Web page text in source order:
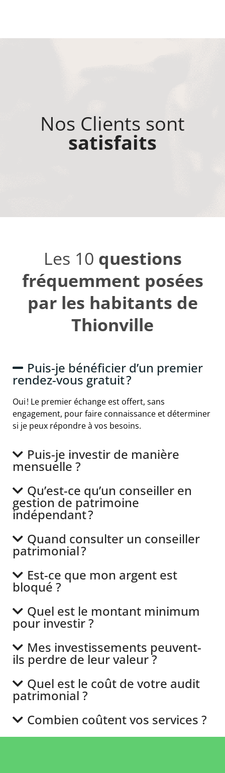
Nos Clients sont
satisfaits
Les 10 questions
fréquemment posées
par les habitants de
Thionville
Puis-je bénéficier d’un premier
rendez-vous gratuit ?
Oui ! Le premier échange est offert, sans
engagement, pour faire connaissance et déterminer
si je peux répondre à vos besoins.
Puis-je investir de manière
mensuelle ?
Qu’est-ce qu’un conseiller en
gestion de patrimoine
indépendant ?
Quand consulter un conseiller
patrimonial ?
Est-ce que mon argent est
bloqué ?
Quel est le montant minimum
pour investir ?
Mes investissements peuvent-
ils perdre de leur valeur ?
Quel est le coût de votre audit
patrimonial ?
Combien coûtent vos services ?